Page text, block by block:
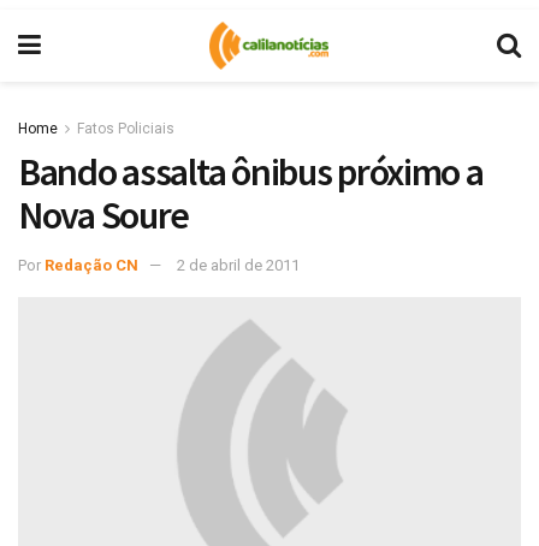
Home Fatos Policiais
Bando assalta ônibus próximo a
Nova Soure
Por Redação CN 2 de abril de 2011